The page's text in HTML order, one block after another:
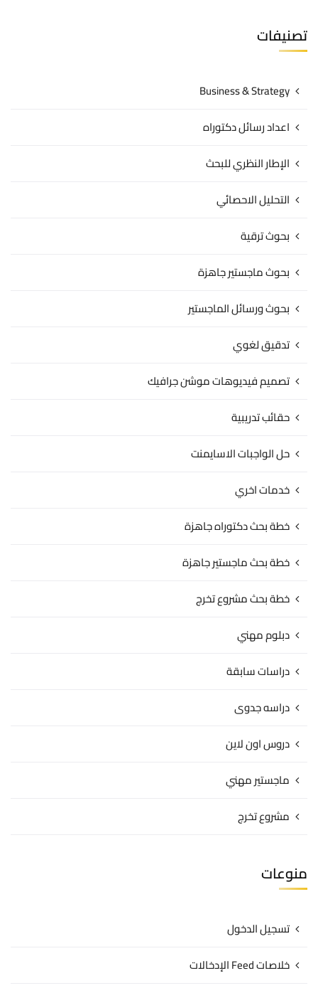
تصنيفات
Business & Strategy
اعداد رسائل دكتوراه
الإطار النظري للبحث
التحليل الاحصائي
بحوث ترقية
بحوث ماجستير جاهزة
بحوث ورسائل الماجستير
تدقيق لغوي
تصميم فيديوهات موشن جرافيك
حقائب تدريبية
حل الواجبات الاسايمنت
خدمات اخري
خطة بحث دكتوراه جاهزة
خطة بحث ماجستير جاهزة
خطة بحث مشروع تخرج
دبلوم مهني
دراسات سابقة
دراسه جدوى
دروس اون لاين
ماجستير مهني
مشروع تخرج
منوعات
تسجيل الدخول
خلاصات Feed الإدخالات